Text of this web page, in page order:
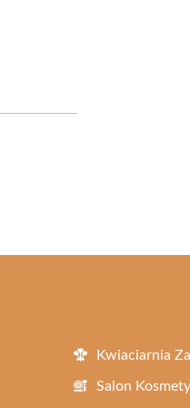
Kwiaciarnia
Salon